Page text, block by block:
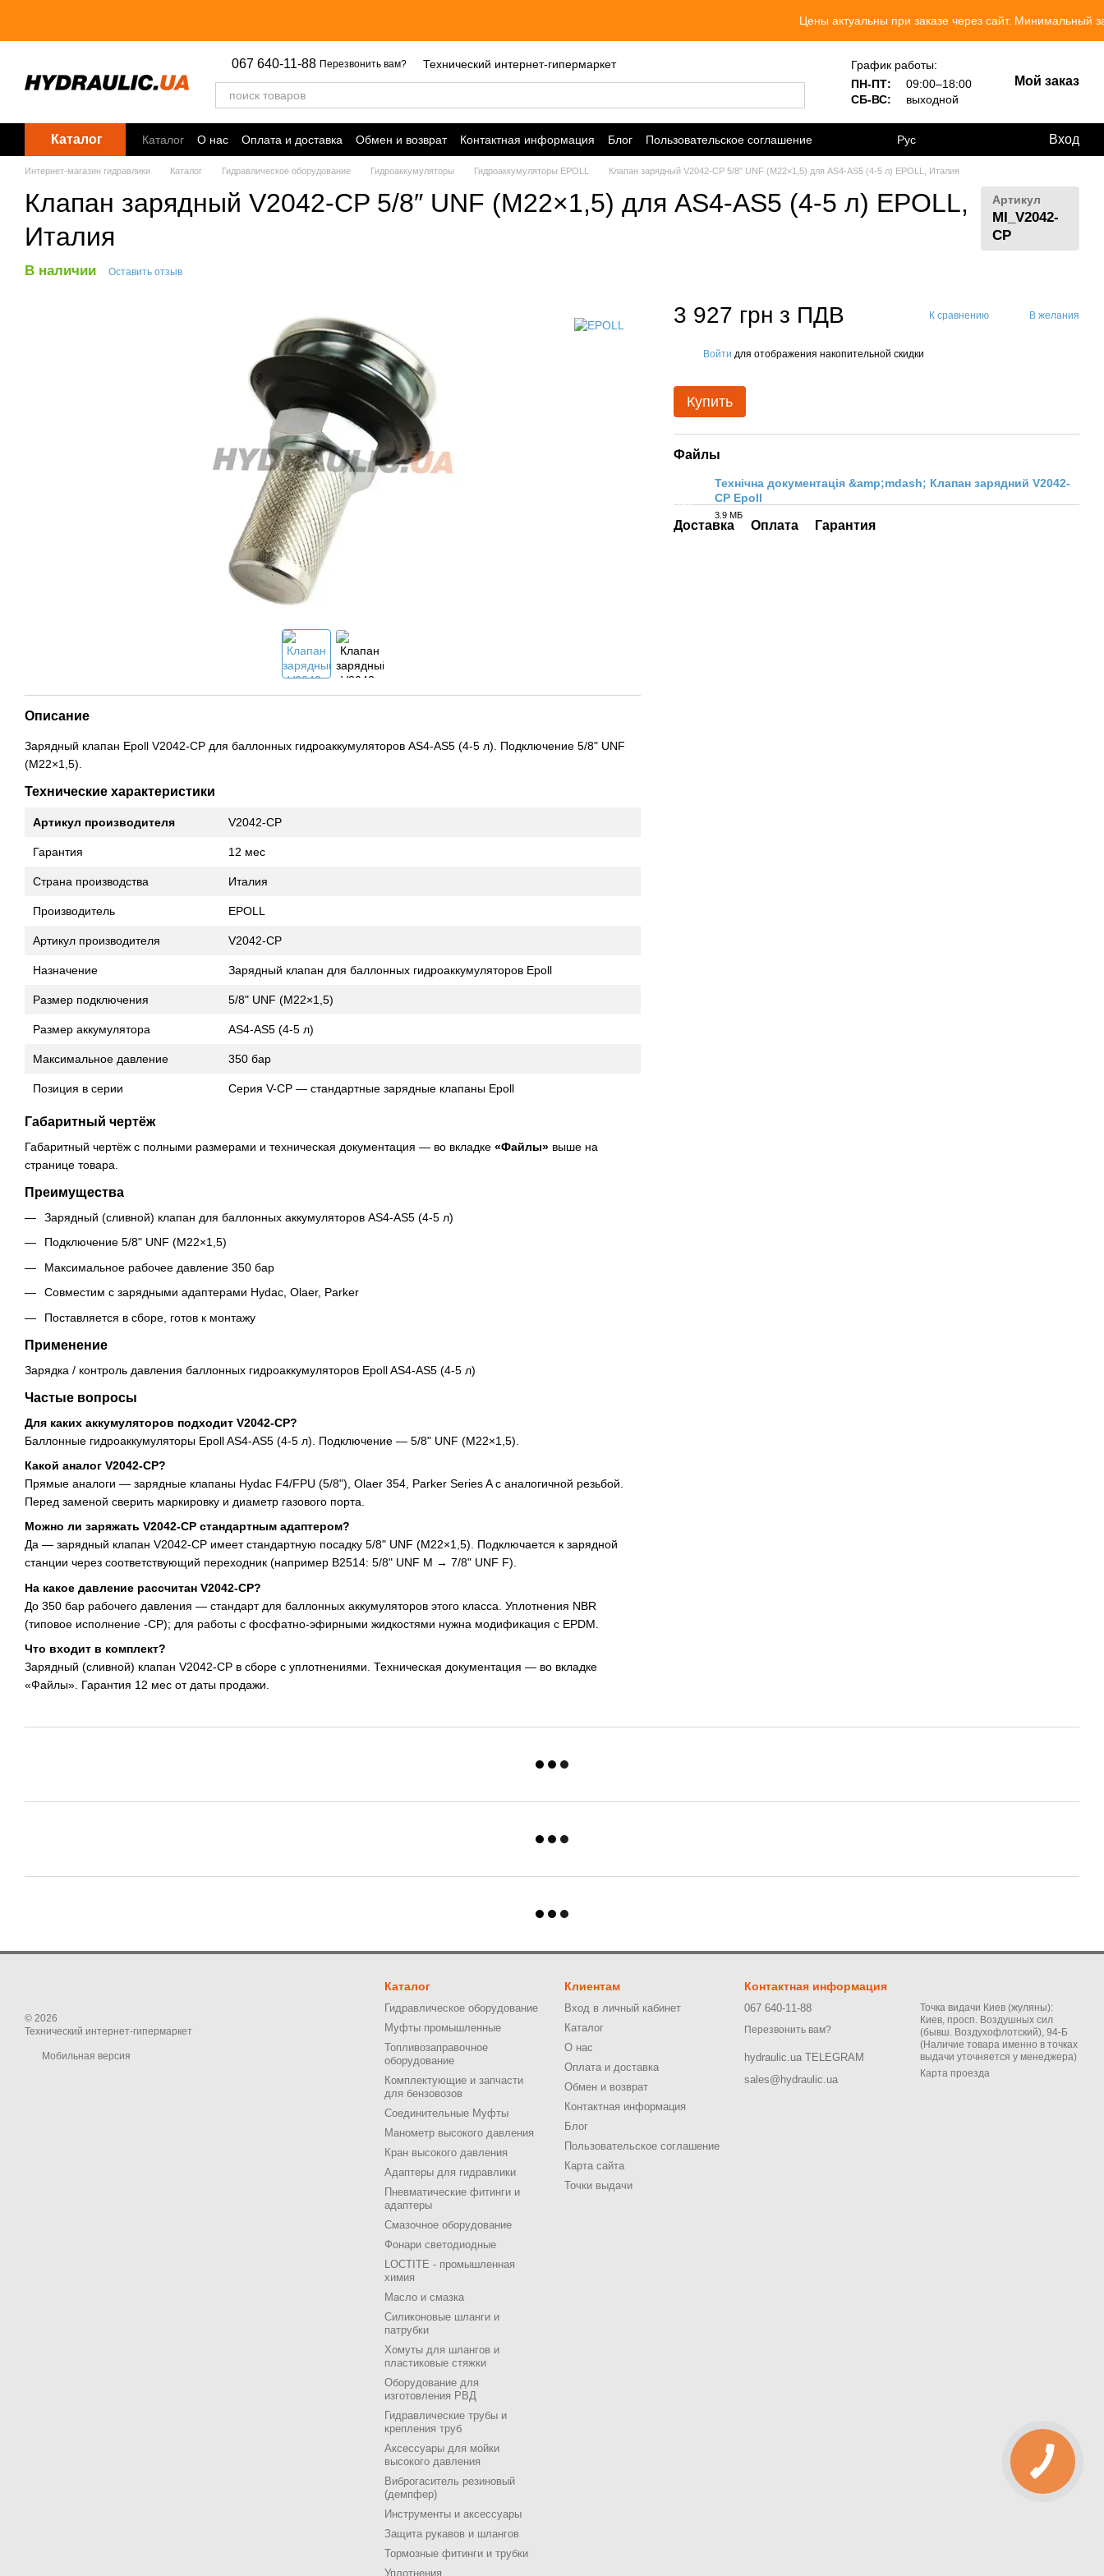
Цены актуальны при заказе через сайт. Минимальный заказ 300
067 640-11-88 Перезвонить вам? Технический интернет-гипермаркет
График работы:
ПН-ПТ:
09:00–18:00
СБ-ВС:
выходной
Мой заказ
Каталог Каталог О нас Оплата и доставка Обмен и возврат Контактная информация Блог
Пользовательское соглашение
Точки выдачи
Рус Вход
Интернет-магазин гидравлики Каталог Гидравлическое оборудование Гидроаккумуляторы Гидроаккумуляторы EPOLL Клапан зарядный V2042-CP 5/8″ UNF (M22×1,5) для AS4-AS5 (4-5 л) EPOLL, Италия
Клапан зарядный V2042-CP 5/8″ UNF (M22×1,5) для AS4-AS5 (4-5 л) EPOLL,
Италия
Артикул
MI_V2042-
CP
В наличии Оставить отзыв
Описание
Зарядный клапан Epoll V2042-CP для баллонных гидроаккумуляторов AS4-AS5 (4-5 л). Подключение 5/8" UNF
(M22×1,5).
Технические характеристики
Артикул производителя V2042-CP
Гарантия 12 мес
Страна производства Италия
Производитель EPOLL
Артикул производителя V2042-CP
Назначение Зарядный клапан для баллонных гидроаккумуляторов Epoll
Размер подключения 5/8" UNF (M22×1,5)
Размер аккумулятора AS4-AS5 (4-5 л)
Максимальное давление 350 бар
Позиция в серии Серия V-CP — стандартные зарядные клапаны Epoll
Габаритный чертёж
Габаритный чертёж с полными размерами и техническая документация — во вкладке «Файлы» выше на
странице товара.
Преимущества
Зарядный (сливной) клапан для баллонных аккумуляторов AS4-AS5 (4-5 л)
Подключение 5/8" UNF (M22×1,5)
Максимальное рабочее давление 350 бар
Совместим с зарядными адаптерами Hydac, Olaer, Parker
Поставляется в сборе, готов к монтажу
Применение
Зарядка / контроль давления баллонных гидроаккумуляторов Epoll AS4-AS5 (4-5 л)
Частые вопросы
Для каких аккумуляторов подходит V2042-CP?
Баллонные гидроаккумуляторы Epoll AS4-AS5 (4-5 л). Подключение — 5/8" UNF (M22×1,5).
Какой аналог V2042-CP?
Прямые аналоги — зарядные клапаны Hydac F4/FPU (5/8"), Olaer 354, Parker Series A с аналогичной резьбой.
Перед заменой сверить маркировку и диаметр газового порта.
Можно ли заряжать V2042-CP стандартным адаптером?
Да — зарядный клапан V2042-CP имеет стандартную посадку 5/8" UNF (M22×1,5). Подключается к зарядной
станции через соответствующий переходник (например B2514: 5/8" UNF M → 7/8" UNF F).
На какое давление рассчитан V2042-CP?
До 350 бар рабочего давления — стандарт для баллонных аккумуляторов этого класса. Уплотнения NBR
(типовое исполнение -CP); для работы с фосфатно-эфирными жидкостями нужна модификация с EPDM.
Что входит в комплект?
Зарядный (сливной) клапан V2042-CP в сборе с уплотнениями. Техническая документация — во вкладке
«Файлы». Гарантия 12 мес от даты продажи.
3 927 грн з ПДВ К сравнению В желания
Войти для отображения накопительной скидки
Купить
Файлы
PDF
Технічна документація &amp;mdash; Клапан зарядний V2042-
CP Epoll
3.9 МБ
Доставка Оплата Гарантия
© 2026
Технический интернет-гипермаркет
Мобильная версия
Каталог
Гидравлическое оборудование
Муфты промышленные
Топливозаправочное
оборудование
Комплектующие и запчасти
для бензовозов
Соединительные Муфты
Манометр высокого давления
Кран высокого давления
Адаптеры для гидравлики
Пневматические фитинги и
адаптеры
Смазочное оборудование
Фонари светодиодные
LOCTITE - промышленная
химия
Масло и смазка
Силиконовые шланги и
патрубки
Хомуты для шлангов и
пластиковые стяжки
Оборудование для
изготовления РВД
Гидравлические трубы и
крепления труб
Аксессуары для мойки
высокого давления
Виброгаситель резиновый
(демпфер)
Инструменты и аксессуары
Защита рукавов и шлангов
Тормозные фитинги и трубки
Уплотнения
Клиентам
Вход в личный кабинет
Каталог
О нас
Оплата и доставка
Обмен и возврат
Контактная информация
Блог
Пользовательское соглашение
Карта сайта
Точки выдачи
Контактная информация
067 640-11-88
Перезвонить вам?
hydraulic.ua TELEGRAM
sales@hydraulic.ua
Точка видачи Киев (жуляны):
Киев, просп. Воздушных сил
(бывш. Воздухофлотский), 94-Б
(Наличие товара именно в точках
выдачи уточняется у менеджера)
Карта проезда